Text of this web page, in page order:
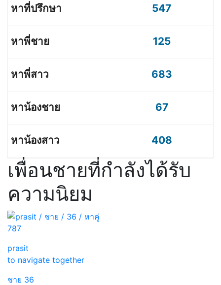
547
125
683
67
408
เพื่อนชายที่กำลังได้รับ
ความนิยม
787
prasit
to navigate together
ชาย 36